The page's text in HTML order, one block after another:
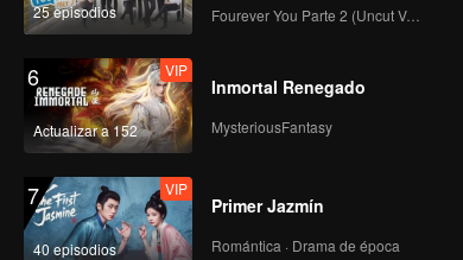
25 episodios Fourever You Parte 2 (Uncut Ver.)
6
Actualizar a 152
VIP
Inmortal Renegado
MysteriousFantasy
7
40 episodios
VIP
Primer Jazmín
Romántica · Drama de época